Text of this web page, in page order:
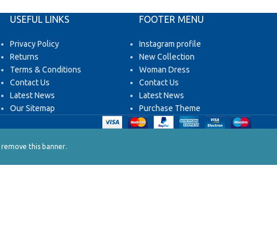
USEFUL LINKS
Privacy Policy
Returns
Terms & Conditions
Contact Us
Latest News
Our Sitemap
FOOTER MENU
Instagram profile
New Collection
Woman Dress
Contact Us
Latest News
Purchase Theme
remove this banner.